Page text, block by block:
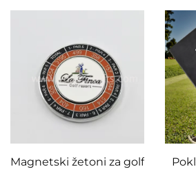
Magnetski žetoni za golf